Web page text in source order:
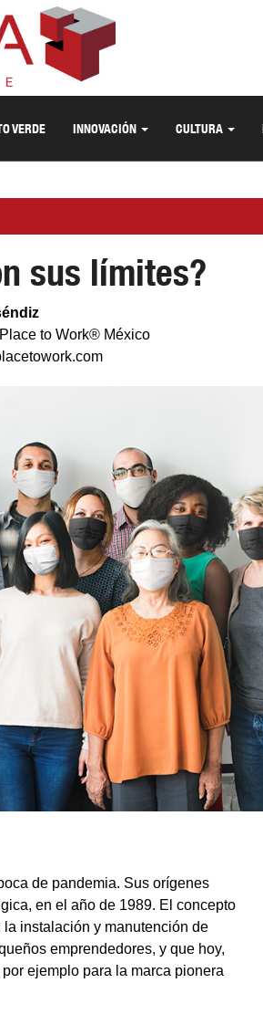
VERDE INNOVACIÓN CULTURA
sus límites?
to Work® México
de pandemia. Sus orígenes
en el año de 1989. El concepto
instalación y manutención de
emprendedores, y que hoy,
ejemplo para la marca pionera